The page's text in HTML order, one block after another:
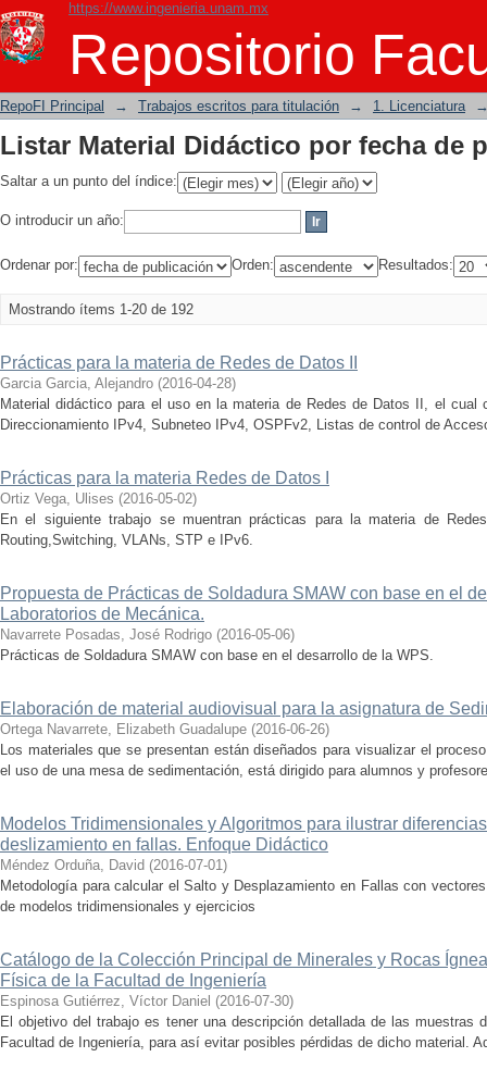
https://www.ingenieria.unam.mx
Repositorio
Listar Material Didáctico por fecha de
RepoFI Principal → Trabajos escritos para titulación → 1. Licenciatura
Listar Material Didáctico por fecha de
Saltar a un punto del índice:
O introducir un año:
Ordenar por: Orden: Resultados:
Mostrando ítems 1-20 de 192
Prácticas para la materia de Redes de Datos II
Garcia Garcia, Alejandro (2016-04-28)
Material didáctico para el uso en la materia de Redes de Datos II, el
Direccionamiento IPv4, Subneteo IPv4, OSPFv2, Listas de control de
Prácticas para la materia Redes de Datos I
Ortiz Vega, Ulises (2016-05-02)
En el siguiente trabajo se muentran prácticas para la materia de
Routing,Switching, VLANs, STP e IPv6.
Propuesta de Prácticas de Soldadura SMAW con base en el
Laboratorios de Mecánica.
Navarrete Posadas, José Rodrigo (2016-05-06)
Prácticas de Soldadura SMAW con base en el desarrollo de la WPS.
Elaboración de material audiovisual para la asignatura de
Ortega Navarrete, Elizabeth Guadalupe (2016-06-26)
Los materiales que se presentan están diseñados para visualizar el
el uso de una mesa de sedimentación, está dirigido para alumnos y
Modelos Tridimensionales y Algoritmos para ilustrar
deslizamiento en fallas. Enfoque Didáctico
Méndez Orduña, David (2016-07-01)
Metodología para calcular el Salto y Desplazamiento en Fallas con
de modelos tridimensionales y ejercicios
Catálogo de la Colección Principal de Minerales y Rocas
Física de la Facultad de Ingeniería
Espinosa Gutiérrez, Víctor Daniel (2016-07-30)
El objetivo del trabajo es tener una descripción detallada de las muestras
Facultad de Ingeniería, para así evitar posibles pérdidas de dicho material.